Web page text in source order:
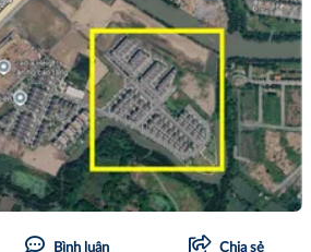
Bình luận Chia sẻ